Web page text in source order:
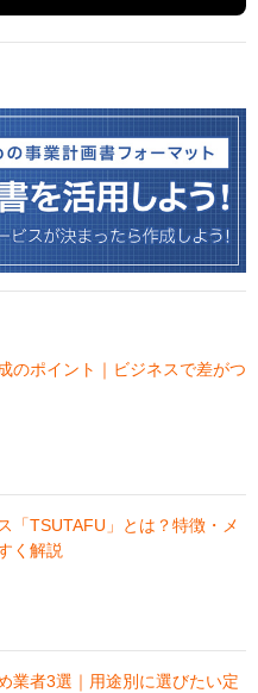
のポイント｜ビジネスで差がつ
「TSUTAFU」とは？特徴・メ
く解説
業者3選｜用途別に選びたい定